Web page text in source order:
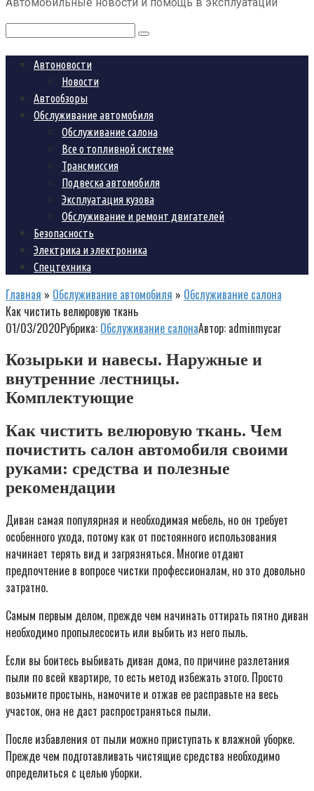
Поиск:
Автоновости
Новости
Автообзоры
Обслуживание автомобиля
Обслуживание салона
Все о топливной системе
Трансмиссия
Подвеска автомобиля
Эксплуатация кузова
Обслуживание и ремонт двигателей
Безопасность
Электрика и электроника
Спецтехника
Главная » Обслуживание автомобиля » Обслуживание салона
Как чистить велюровую ткань
01/03/2020Рубрика: Обслуживание салонаАвтор: adminmycar
Козырьки и навесы. Наружные и
внутренние лестницы.
Комплектующие
Как чистить велюровую ткань. Чем
почистить салон автомобиля своими
руками: средства и полезные
рекомендации
Диван самая популярная и необходимая мебель, но он требует
особенного ухода, потому как от постоянного использования
начинает терять вид и загрязняться. Многие отдают
предпочтение в вопросе чистки профессионалам, но это довольно
затратно.
Самым первым делом, прежде чем начинать оттирать пятно диван
необходимо пропылесосить или выбить из него пыль.
Если вы боитесь выбивать диван дома, по причине разлетания
пыли по всей квартире, то есть метод избежать этого. Просто
возьмите простынь, намочите и отжав ее расправьте на весь
участок, она не даст распространяться пыли.
После избавления от пыли можно приступать к влажной уборке.
Прежде чем подготавливать чистящие средства необходимо
определиться с целью уборки.